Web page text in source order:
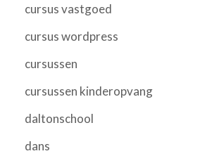
cursus vastgoed
cursus wordpress
cursussen
cursussen kinderopvang
daltonschool
dans